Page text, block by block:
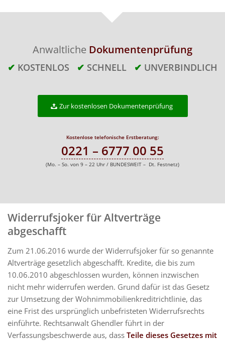
Anwaltliche Dokumentenprüfung
✔ KOSTENLOS ✔ SCHNELL ✔ UNVERBINDLICH
Zur kostenlosen Dokumentenprüfung
Kostenlose telefonische Erstberatung:
0221 – 6777 00 55
(Mo. – So. von 9 – 22 Uhr / BUNDESWEIT – Dt. Festnetz)
Widerrufsjoker für Altverträge
abgeschafft
Zum 21.06.2016 wurde der Widerrufsjoker für so genannte
Altverträge gesetzlich abgeschafft. Kredite, die bis zum
10.06.2010 abgeschlossen wurden, können inzwischen
nicht mehr widerrufen werden. Grund dafür ist das Gesetz
zur Umsetzung der Wohnimmobilienkreditrichtlinie, das
eine Frist des ursprünglich unbefristeten Widerrufsrechts
einführte. Rechtsanwalt Ghendler führt in der
Verfassungsbeschwerde aus, dass Teile dieses Gesetzes mit